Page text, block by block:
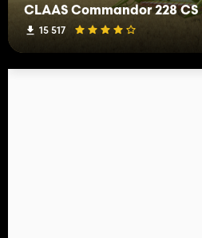
CLAAS Commandor 228 CS
15 517